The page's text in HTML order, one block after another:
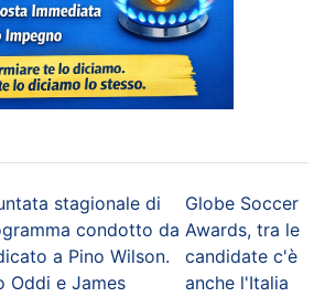
stagionale di
condotto da
a Pino Wilson.
Oddi e James
Globe Soccer
Awards, tra le
candidate c'è
anche l'Italia